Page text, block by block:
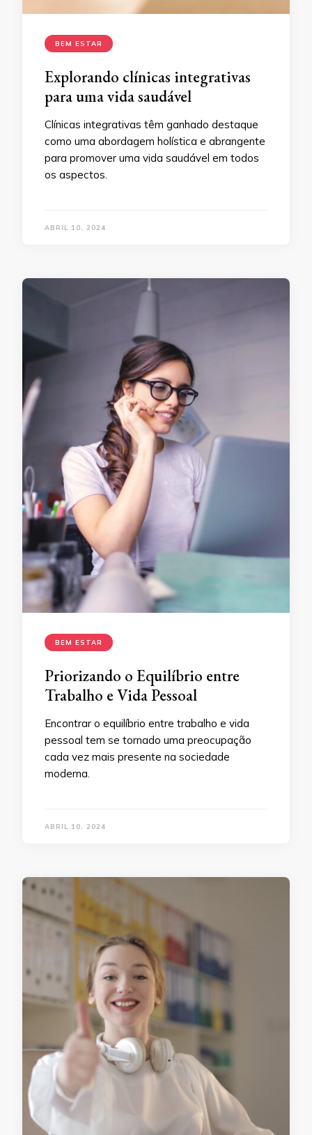
BEM ESTAR
Explorando clínicas integrativas
para uma vida saudável
Clínicas integrativas têm ganhado destaque
como uma abordagem holística e abrangente
para promover uma vida saudável em todos
os aspectos.
ABRIL 10, 2024
BEM ESTAR
Priorizando o Equilíbrio entre
Trabalho e Vida Pessoal
Encontrar o equilíbrio entre trabalho e vida
pessoal tem se tornado uma preocupação
cada vez mais presente na sociedade
moderna.
ABRIL 10, 2024